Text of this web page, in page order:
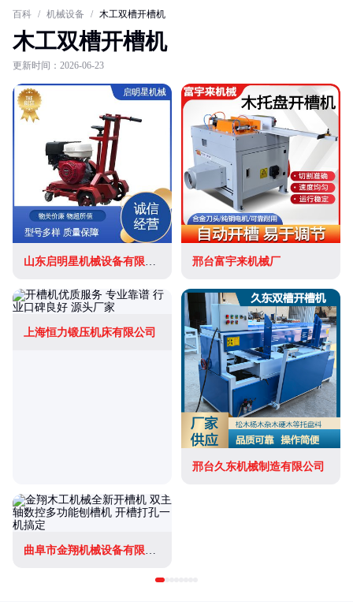
百科 / 机械设备 / 木工双槽开槽机
木工双槽开槽机
更新时间：2026-06-23
山东启明星机械设备有限公司 邢台富宇来机械厂
上海恒力锻压机床有限公司
邢台久东机械制造有限公司
曲阜市金翔机械设备有限公司